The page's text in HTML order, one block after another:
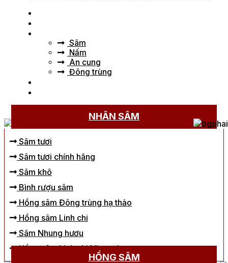
Sâm
Nấm
An cung
Đông trùng
Nhân sâm / Hắc sâm /
NHÂN SÂM
Sâm tươi
Sâm tươi chính hãng
Sâm khô
Bình rượu sâm
Hồng sâm Đông trùng hạ thảo
Hồng sâm Linh chi
Sâm Nhung hươu
Hồng sâm Linh chi Nhung hươu
HỒNG SÂM